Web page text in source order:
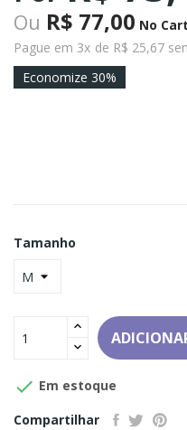
Ou R$ 77,00 No
Pague em 3x de R$ 25,67
Economize 30%
Tamanho
 Em estoque
Compartilhar